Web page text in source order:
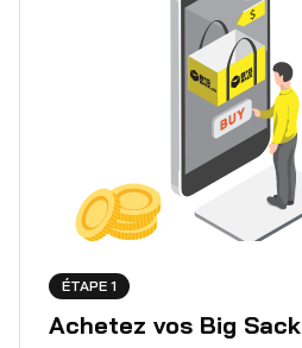
ÉTAPE 1
Achetez vos Big Sack